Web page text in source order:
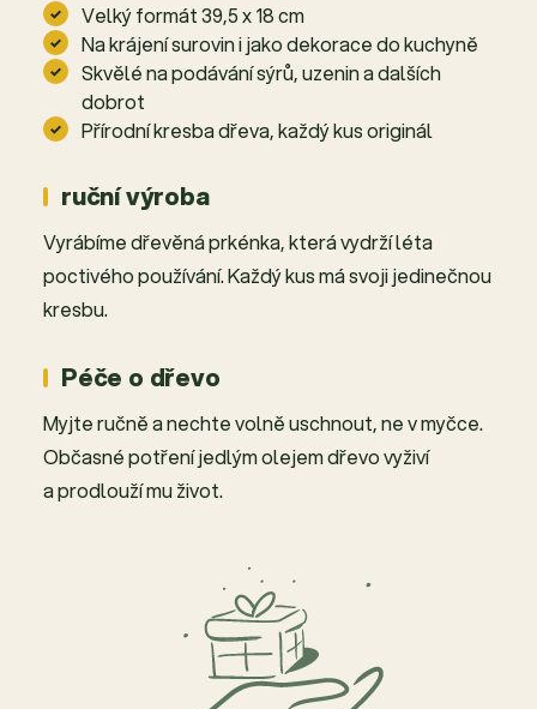
Velký formát 39,5 x 18 cm
Na krájení surovin i jako dekorace do kuchyně
Skvělé na podávání sýrů, uzenin a dalších
dobrot
Přírodní kresba dřeva, každý kus originál
ruční výroba
Vyrábíme dřevěná prkénka, která vydrží léta
poctivého používání. Každý kus má svoji jedinečnou
kresbu.
Péče o dřevo
Myjte ručně a nechte volně uschnout, ne v myčce.
Občasné potření jedlým olejem dřevo vyživí
a prodlouží mu život.